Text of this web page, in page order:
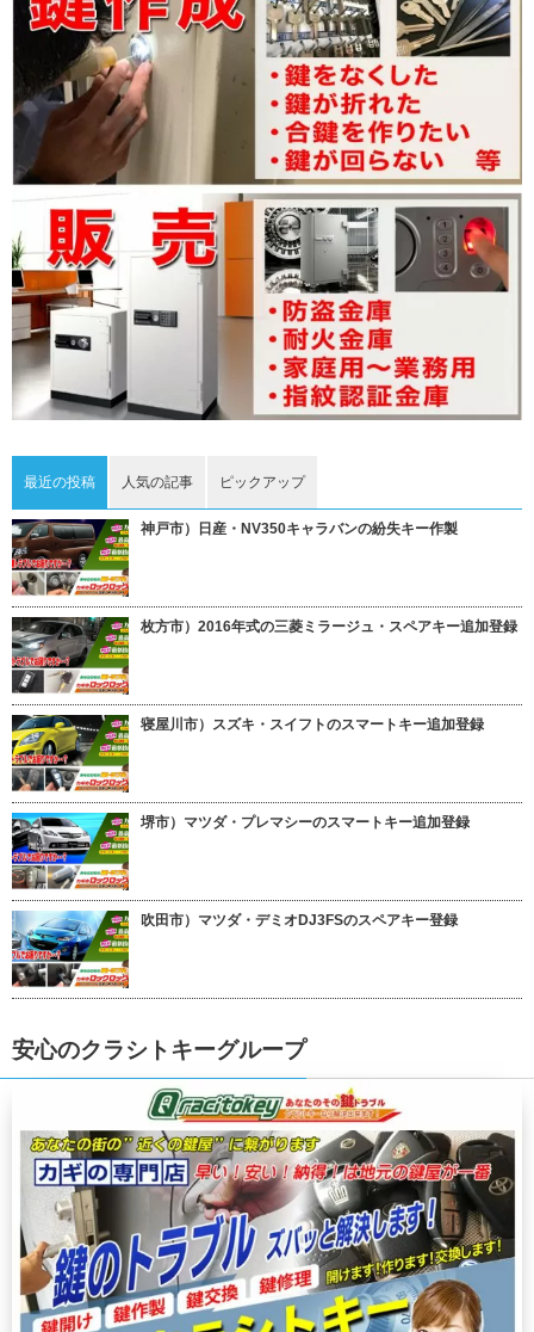
最近の投稿 人気の記事 ピックアップ
神戸市）日産・NV350キャラバンの紛失キー作製
枚方市）2016年式の三菱ミラージュ・スペアキー追加登録
寝屋川市）スズキ・スイフトのスマートキー追加登録
堺市）マツダ・プレマシーのスマートキー追加登録
吹田市）マツダ・デミオDJ3FSのスペアキー登録
安心のクラシトキーグループ